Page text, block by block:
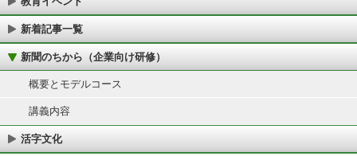
新着記事一覧
新聞のちから（企業向け研修）
概要とモデルコース
講義内容
活字文化